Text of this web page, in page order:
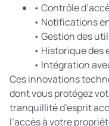
• Contrôle
• Notifications
• Gestion des
• Historique des
• Intégration
Ces innovations
dont vous protégez
tranquillité d’esprit
l’accès à votre